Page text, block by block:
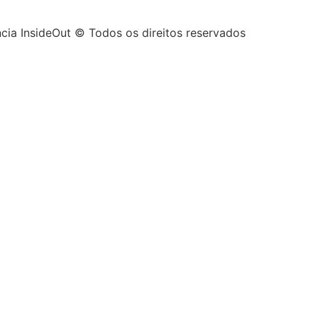
InsideOut © Todos os direitos reservados